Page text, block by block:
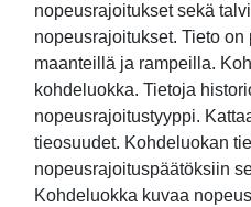
nopeusrajoitukset sekä
nopeusrajoitukset. Tieto
maanteillä ja rampeilla.
kohdeluokka. Tietoja
nopeusrajoitustyyppi.
tieosuudet. Kohdeluokan
nopeusrajoituspäätöksiin
Kohdeluokka kuvaa